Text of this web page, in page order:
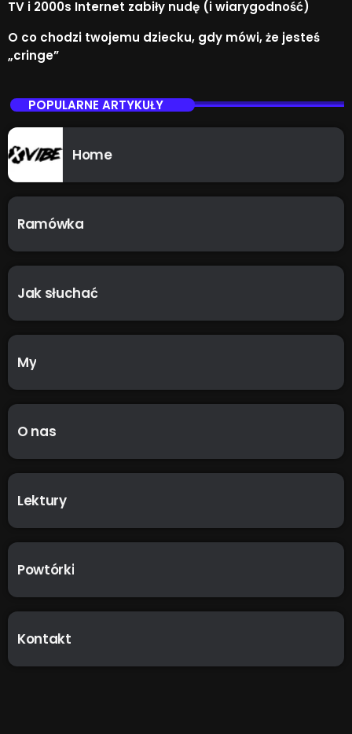
TV i 2000s Internet zabiły nudę (i wiarygodność)
O co chodzi twojemu dziecku, gdy mówi, że jesteś
„cringe”
POPULARNE ARTYKUŁY
Home
Ramówka
Jak słuchać
My
O nas
Lektury
Powtórki
Kontakt